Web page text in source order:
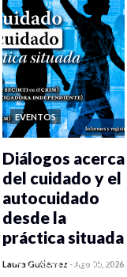
EVENTOS
0 veces compartido
Diálogos acerca
del cuidado y el
autocuidado
desde la
práctica situada
Laura Gutiérrez -Ago 05, 2026